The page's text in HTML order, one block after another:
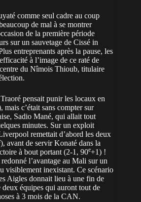
comme seul cadre au coup
de mal à se montrer
de la première période
sur un sauvetage de Cissé in
entreprenants après la pause, les
à l’image de ce raté de
du Nîmois Thioub, titulaire
pensait punir les locaux en
mais c’était sans compter sur
Sadio Mané, qui allait tout
minutes. Sur un exploit
remettait d’abord les deux
), avant de servir Konaté dans la
à bout portant (2-1, 90e+1) !
l’avantage au Mali sur un
visiblement inexistant. Ce scénario
Aigles donnait lieu à une fin de
équipes qui auront tout de
à 3 mois de la CAN.